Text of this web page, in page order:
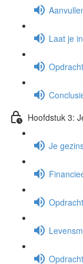
Laat je
Hoofdstuk 3:
Je